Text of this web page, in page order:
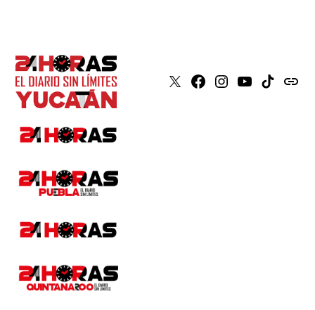
X Faceboook
Instagram
YoutubeTiktokissuu